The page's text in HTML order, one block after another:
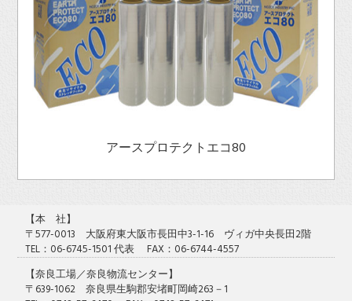
アースプロテクトエコ80
【本 社】
〒577-0013 大阪府東大阪市長田中3-1-16 ヴィガ中央長田2階
TEL：06-6745-1501 代表 FAX：06-6744-4557
【奈良工場／奈良物流センター】
〒639-1062 奈良県生駒郡安堵町岡崎263－1